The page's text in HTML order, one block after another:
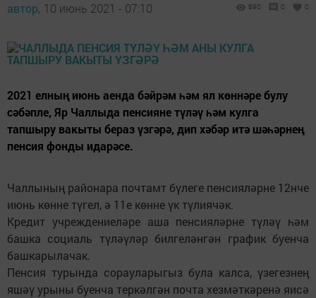
автор, 10 июнь 2021 - 07:10 890 0 0
2021 елның июнь аенда бәйрәм һәм ял көннәре булу
сәбәпле, Яр Чаллыда пенсияне түләү һәм кулга
тапшыру вакыты бераз үзгәрә, дип хәбәр итә шәһәрнең
пенсия фонды идарәсе.
Чаллының районара почтамт бүлеге пенсияләрне 12нче
июнь көнне түгел, ә 11е көнне үк түлиячәк.
Кредит учреждениеләре аша пенсияләрне түләү һәм
башка социаль түләүләр билгеләнгән график буенча
башкарылачак.
Пенсия турында сорауларыгыз була калса, үзегезнең
яшәү урыны буенча теркәлгән почта хезмәткәренә яисә